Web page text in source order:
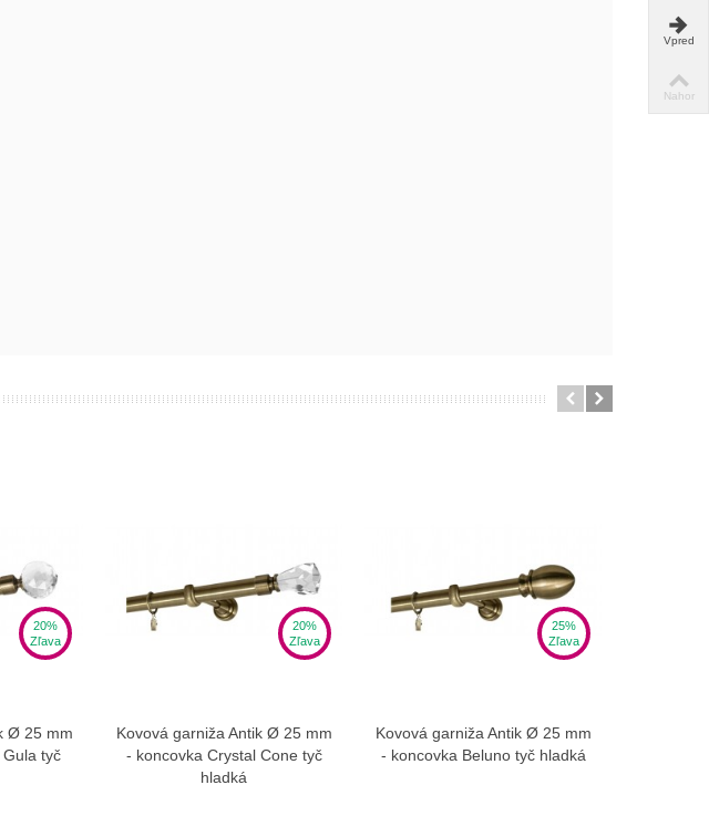
20%
Zľava
Ø 25 mm
tyč
20%
Zľava
Zobraziť viac
Kovová garniža Antik Ø 25 mm
- koncovka Crystal Cone tyč
hladká
25%
Zľava
Zobraziť viac
Kovová garniža Antik Ø 25 mm
- koncovka Beluno tyč hladká
Vpred
Nahor